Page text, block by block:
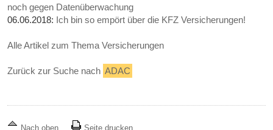
noch gegen Datenüberwachung
06.06.2018: Ich bin so empört über die KFZ Versicherungen!
Alle Artikel zum Thema Versicherungen
Zurück zur Suche nach ADAC
Nach oben
Seite drucken